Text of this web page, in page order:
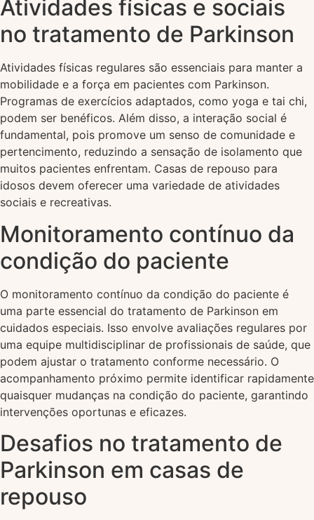
Atividades físicas e sociais
no tratamento de Parkinson
Atividades físicas regulares são essenciais para manter a
mobilidade e a força em pacientes com Parkinson.
Programas de exercícios adaptados, como yoga e tai chi,
podem ser benéficos. Além disso, a interação social é
fundamental, pois promove um senso de comunidade e
pertencimento, reduzindo a sensação de isolamento que
muitos pacientes enfrentam. Casas de repouso para
idosos devem oferecer uma variedade de atividades
sociais e recreativas.
Monitoramento contínuo da
condição do paciente
O monitoramento contínuo da condição do paciente é
uma parte essencial do tratamento de Parkinson em
cuidados especiais. Isso envolve avaliações regulares por
uma equipe multidisciplinar de profissionais de saúde, que
podem ajustar o tratamento conforme necessário. O
acompanhamento próximo permite identificar rapidamente
quaisquer mudanças na condição do paciente, garantindo
intervenções oportunas e eficazes.
Desafios no tratamento de
Parkinson em casas de
repouso